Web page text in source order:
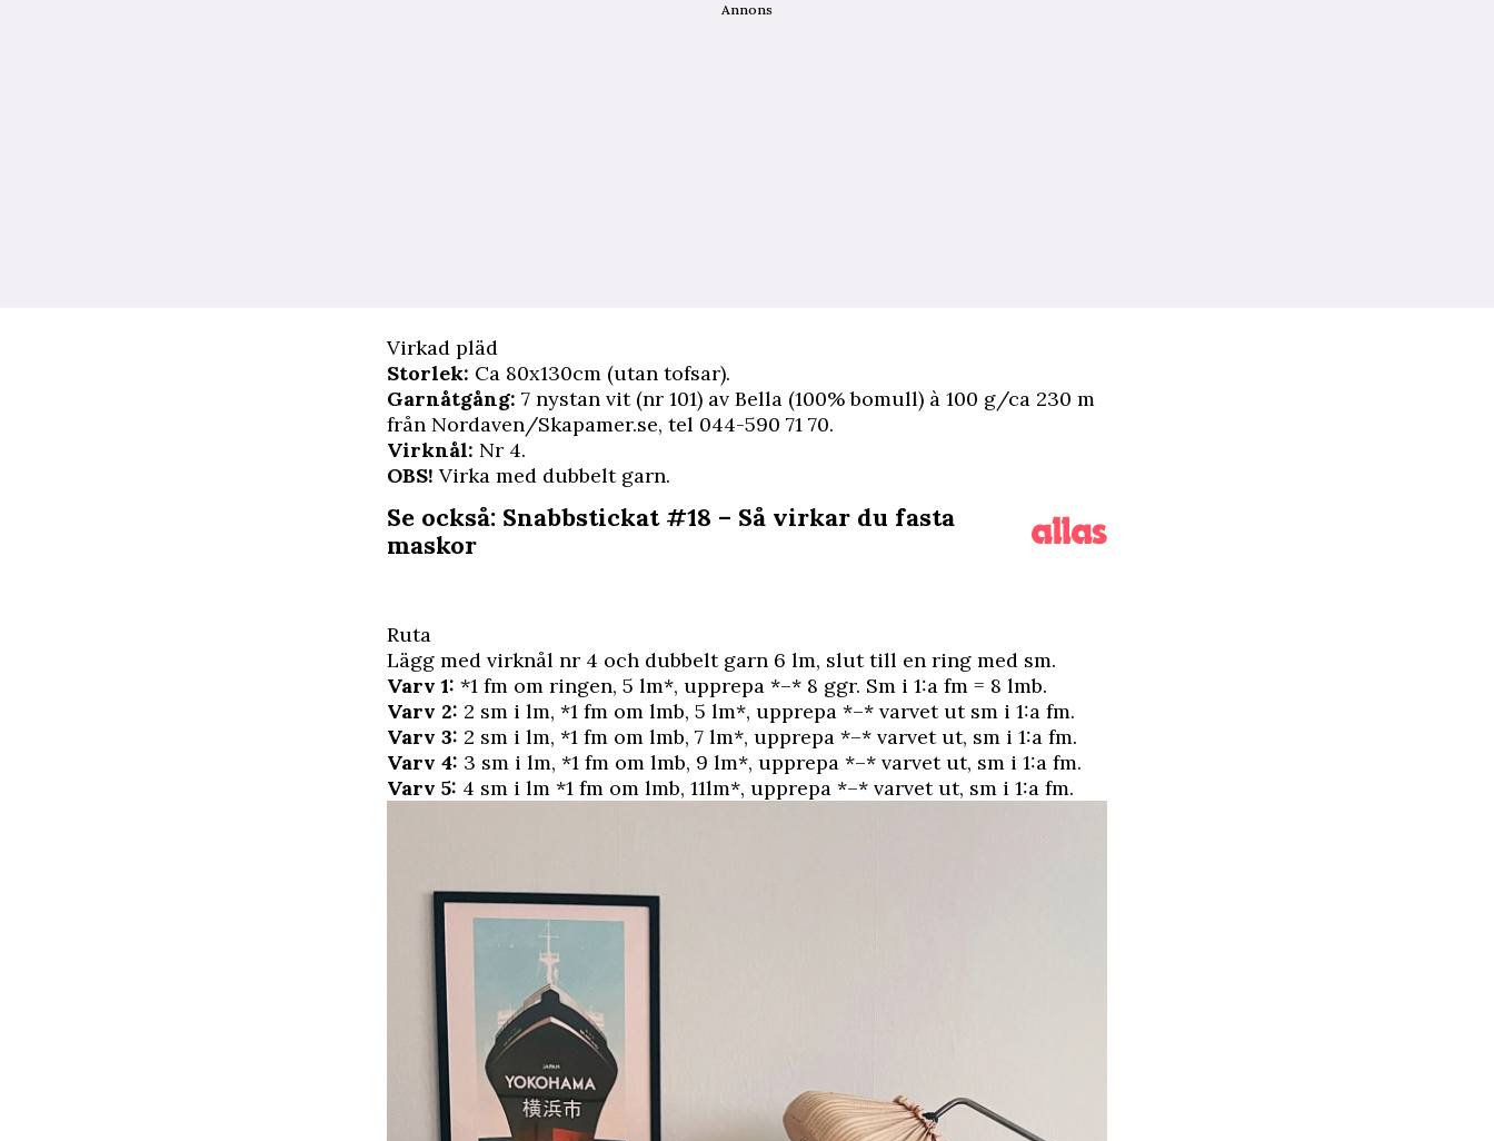
Annons
Virkad pläd
Storlek: Ca 80x130cm (utan tofsar).
Garnåtgång: 7 nystan vit (nr 101) av Bella (100% bomull) à 100 g/ca 230 m
från Nordaven/Skapamer.se, tel 044-590 71 70.
Virknål: Nr 4.
OBS! Virka med dubbelt garn.
Se också: Snabbstickat #18 – Så virkar du fasta
maskor
Ruta
Lägg med virknål nr 4 och dubbelt garn 6 lm, slut till en ring med sm.
Varv 1: *1 fm om ringen, 5 lm*, upprepa *–* 8 ggr. Sm i 1:a fm = 8 lmb.
Varv 2: 2 sm i lm, *1 fm om lmb, 5 lm*, upprepa *–* varvet ut sm i 1:a fm.
Varv 3: 2 sm i lm, *1 fm om lmb, 7 lm*, upprepa *–* varvet ut, sm i 1:a fm.
Varv 4: 3 sm i lm, *1 fm om lmb, 9 lm*, upprepa *–* varvet ut, sm i 1:a fm.
Varv 5: 4 sm i lm *1 fm om lmb, 11lm*, upprepa *–* varvet ut, sm i 1:a fm.